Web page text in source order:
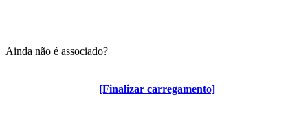
[Finalizar carregamento]
Ainda não é associado?
Algumas vantagens para associados